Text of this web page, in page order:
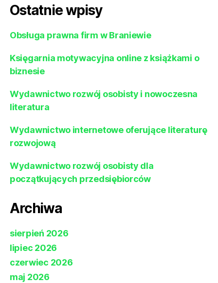
Ostatnie wpisy
Obsługa prawna firm w Braniewie
Księgarnia motywacyjna online z książkami o
biznesie
Wydawnictwo rozwój osobisty i nowoczesna
literatura
Wydawnictwo internetowe oferujące literaturę
rozwojową
Wydawnictwo rozwój osobisty dla
początkujących przedsiębiorców
Archiwa
sierpień 2026
lipiec 2026
czerwiec 2026
maj 2026